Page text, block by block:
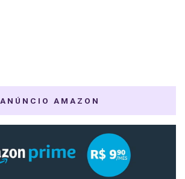
ANÚNCIO AMAZON